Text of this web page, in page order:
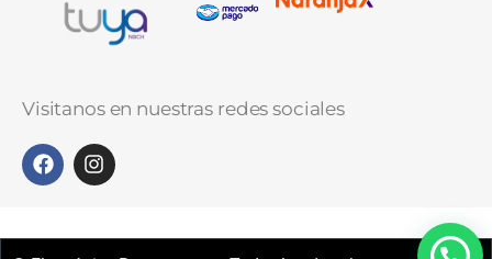
Visitanos en nuestras redes sociales